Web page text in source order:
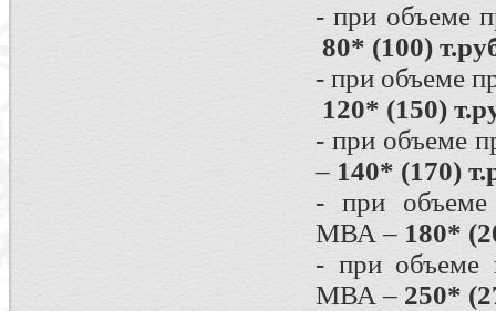
- при объеме
80* (100)
- при объеме
120* (150)
- при объеме
– 140* (170)
- при объеме
МВА – 180*
- при объеме
МВА – 250*